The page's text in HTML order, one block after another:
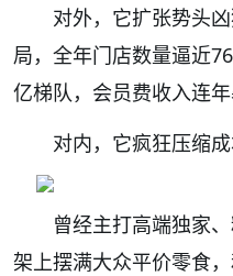
对外，它扩张势头
局，全年门店数量逼近
亿梯队，会员费收入连
对内，它疯狂压缩
曾经主打高端独家
架上摆满大众平价零食